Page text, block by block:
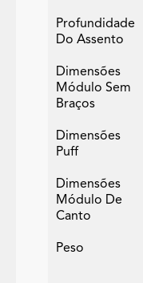
Profundidade
Do Assento
Dimensões
Módulo Sem
Braços
Dimensões
Puff
Dimensões
Módulo De
Canto
Peso